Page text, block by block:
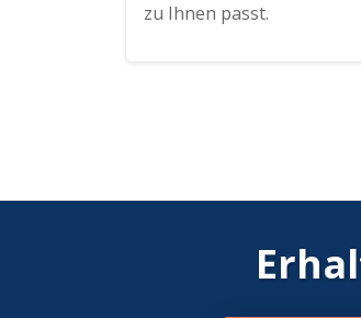
zu Ihnen passt.